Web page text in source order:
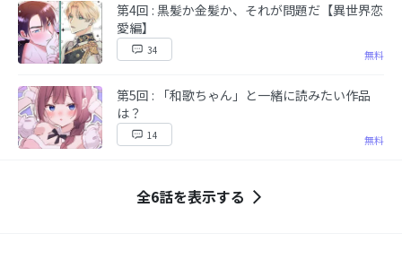
第4回 : 黒髪か金髪か、それが問題だ【異世界恋
愛編】
34 無料
第5回 : 「和歌ちゃん」と一緒に読みたい作品
は？
14 無料
全6話を表示する